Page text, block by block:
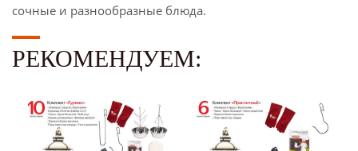
сочные и разнообразные блюда.
РЕКОМЕНДУЕМ: